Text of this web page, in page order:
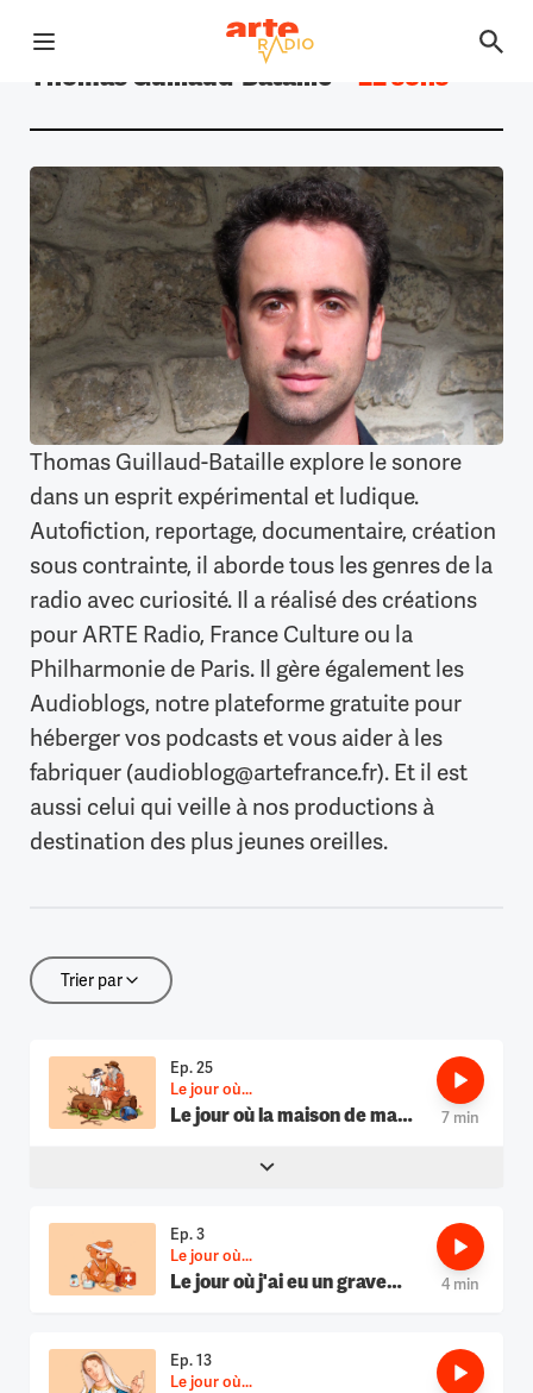
Ouvrir le menu
Retour à la page d'accueil
Thomas Guillaud-Bataille 22 sons
Thomas Guillaud-Bataille explore le sonore
dans un esprit expérimental et ludique.
Autofiction, reportage, documentaire, création
sous contrainte, il aborde tous les genres de la
radio avec curiosité. Il a réalisé des créations
pour ARTE Radio, France Culture ou la
Philharmonie de Paris. Il gère également les
Audioblogs, notre plateforme gratuite pour
héberger vos podcasts et vous aider à les
fabriquer (audioblog@artefrance.fr). Et il est
aussi celui qui veille à nos productions à
destination des plus jeunes oreilles.
Trier par
Trier par
Le jour où la maison de ma
Le jour où...
Ep. 25
7 min
Le jour où j'ai eu un grave
Le jour où...
Ep. 3
4 min
Le jour où...
Ep. 13